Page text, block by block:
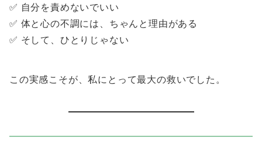
✅ 自分を責めないでいい
✅ 体と心の不調には、ちゃんと理由がある
✅ そして、ひとりじゃない
この実感こそが、私にとって最大の救いでした。